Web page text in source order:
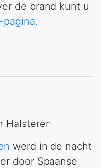
de brand kunt u
pagina.
Halsteren
werd in de nacht
door Spaanse